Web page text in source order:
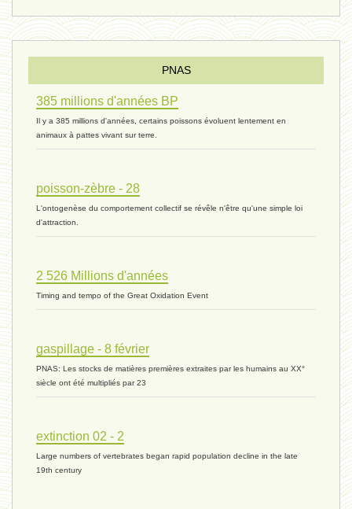
monogamie 03 - 21 novembre 2023 *
évolution 06 - 9 novembre 2023 *
vivant 07 - 22 octobre 2023 *
vivant 06 - 19 octobre 2023 *
externalité - 29 septembre 2023 *
PNAS
385 millions d'années BP
Il y a 385 millions d'années, certains poissons évoluent lentement en
animaux à pattes vivant sur terre.
poisson-zèbre - 28
L'ontogenèse du comportement collectif se révêle n'être qu'une simple loi
d'attraction.
2 526 Millions d'années
Timing and tempo of the Great Oxidation Event
gaspillage - 8 février
PNAS: Les stocks de matières premières extraites par les humains au XX°
siècle ont été multipliés par 23
extinction 02 - 2
Large numbers of vertebrates began rapid population decline in the late
19th century